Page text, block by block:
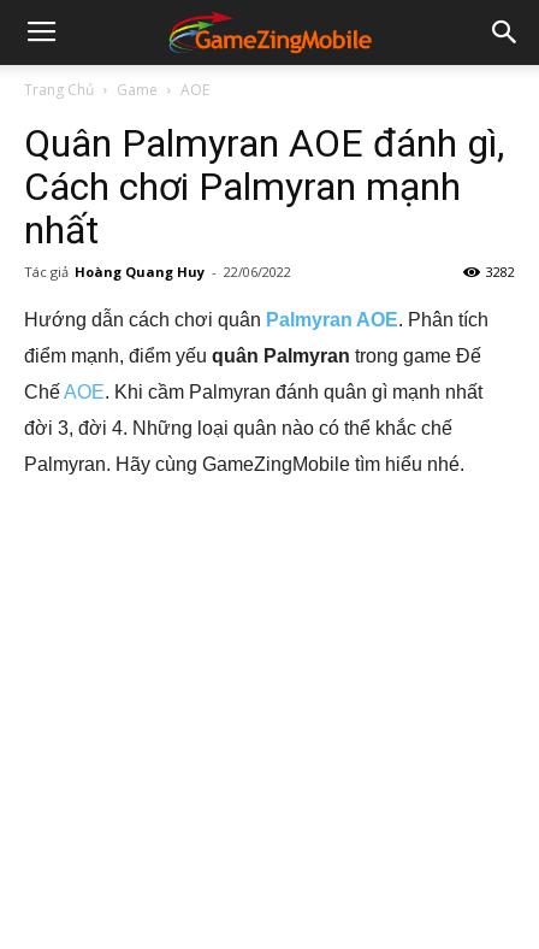
Trang Chủ Game AOE
Quân Palmyran AOE đánh gì,
Cách chơi Palmyran mạnh
nhất
Tác giả Hoàng Quang Huy - 22/06/2022 3282
Hướng dẫn cách chơi quân Palmyran AOE. Phân tích
điểm mạnh, điểm yếu quân Palmyran trong game Đế
ChếAOE. Khi cầm Palmyran đánh quân gì mạnh nhất
đời 3, đời 4. Những loại quân nào có thể khắc chế
Palmyran. Hãy cùng GameZingMobile tìm hiểu nhé.